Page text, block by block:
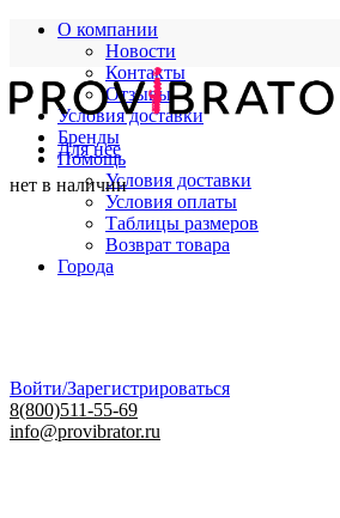
О компании
Новости
Контакты
Отзывы
Условия доставки
Бренды
Помощь
Условия доставки
Условия оплаты
Таблицы размеров
Возврат товара
Города
Войти/Зарегистрироваться
8(800)511-55-69
info@provibrator.ru
Для нее
нет в наличии